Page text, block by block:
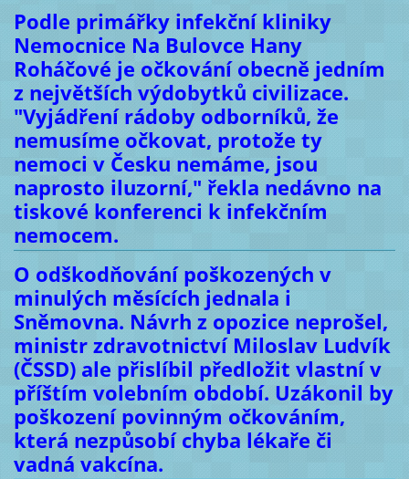
Podle primářky infekční kliniky
Nemocnice Na Bulovce Hany
Roháčové je očkování obecně jedním
z největších výdobytků civilizace.
"Vyjádření rádoby odborníků, že
nemusíme očkovat, protože ty
nemoci v Česku nemáme, jsou
naprosto iluzorní," řekla nedávno na
tiskové konferenci k infekčním
nemocem.
O odškodňování poškozených v
minulých měsících jednala i
Sněmovna. Návrh z opozice neprošel,
ministr zdravotnictví Miloslav Ludvík
(ČSSD) ale přislíbil předložit vlastní v
příštím volebním období. Uzákonil by
poškození povinným očkováním,
která nezpůsobí chyba lékaře či
vadná vakcína.